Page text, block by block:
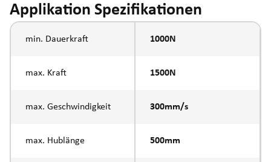
Applikation Spezifikationen
min. Dauerkraft 1000N
max. Kraft 1500N
max. Geschwindigkeit 300mm/s
max. Hublänge 500mm